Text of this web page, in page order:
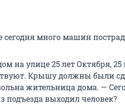
сегодня много машин
на улице 25 лет Октября,
Крышу должны были
жительница дома. —
подъезда выходил человек?